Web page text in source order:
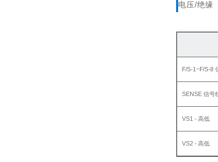
电压/绝缘
F/S-1~F/S-8
SENSE 信号
VS1 - 高低
VS2 - 高低